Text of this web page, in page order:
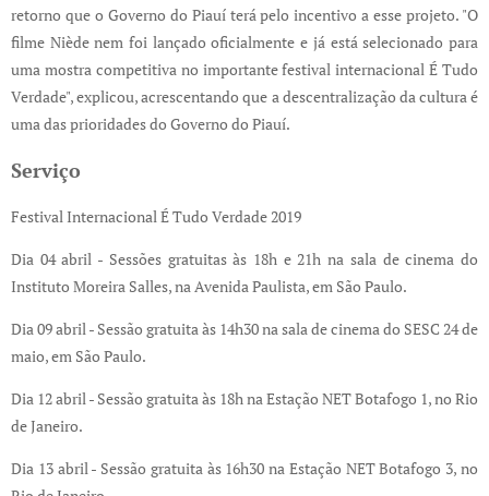
retorno que o Governo do Piauí terá pelo incentivo a esse projeto. "O
filme Niède nem foi lançado oficialmente e já está selecionado para
uma mostra competitiva no importante festival internacional É Tudo
Verdade", explicou, acrescentando que a descentralização da cultura é
uma das prioridades do Governo do Piauí.
Serviço
Festival Internacional É Tudo Verdade 2019
Dia 04 abril - Sessões gratuitas às 18h e 21h na sala de cinema do
Instituto Moreira Salles, na Avenida Paulista, em São Paulo.
Dia 09 abril - Sessão gratuita às 14h30 na sala de cinema do SESC 24 de
maio, em São Paulo.
Dia 12 abril - Sessão gratuita às 18h na Estação NET Botafogo 1, no Rio
de Janeiro.
Dia 13 abril - Sessão gratuita às 16h30 na Estação NET Botafogo 3, no